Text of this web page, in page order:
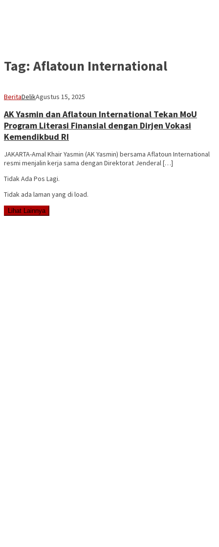
Tag: Aflatoun International
BeritaDelikAgustus 15, 2025
AK Yasmin dan Aflatoun International Tekan MoU
Program Literasi Finansial dengan Dirjen Vokasi
Kemendikbud RI
JAKARTA-Amal Khair Yasmin (AK Yasmin) bersama Aflatoun International
resmi menjalin kerja sama dengan Direktorat Jenderal […]
Tidak Ada Pos Lagi.
Tidak ada laman yang di load.
Lihat Lainnya